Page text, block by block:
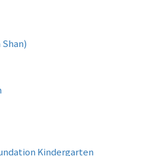
Kindergarten